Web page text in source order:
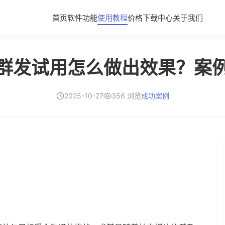
首页软件功能使用教程价格下载中心关于我们
发试用怎么做出效果？案
2025-10-27 356 浏览成功案例